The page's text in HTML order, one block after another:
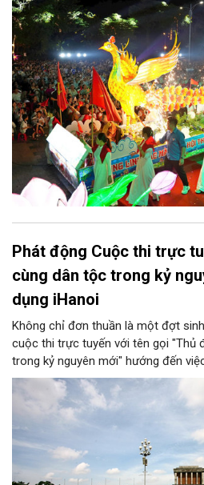
sẵn sàng mang đến cho Nhân dân
thu quy mô, đặc sắc và giàu bản sắc
Phát động Cuộc thi trực
cùng dân tộc trong kỷ
dụng iHanoi
Không chỉ đơn thuần là một đợt
cuộc thi trực tuyến với tên gọi "Thủ
trong kỷ nguyên mới" hướng đến
chiến lược trong Nghị quyết số 02-
thành niềm tin, thành nhận thức